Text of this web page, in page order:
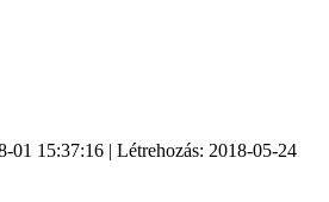
01 15:37:16 | Létrehozás: 2018-05-24